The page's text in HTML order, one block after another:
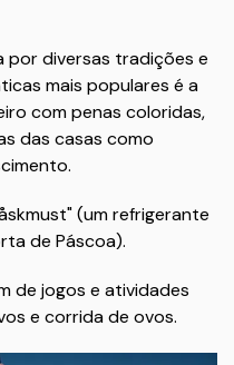
por diversas tradições e
mais populares é a
com penas coloridas,
das casas como
(um refrigerante
de Páscoa).
de jogos e atividades
e corrida de ovos.